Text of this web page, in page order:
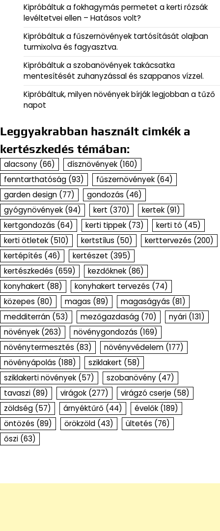
Kipróbáltuk a fokhagymás permetet a kerti rózsák
levéltetvei ellen – Hatásos volt?
Kipróbáltuk a fűszernövények tartósítását olajban
turmixolva és fagyasztva.
Kipróbáltuk a szobanövények takácsatka
mentesítését zuhanyzással és szappanos vízzel.
Kipróbáltuk, milyen növények bírják legjobban a tűző
napot
Leggyakrabban használt cimkék a
kertészkedés témában:
alacsony (66) dísznövények (160)
fenntarthatóság (93) fűszernövények (64)
garden design (77) gondozás (46)
gyógynövények (94) kert (370) kertek (91)
kertgondozás (64) kerti tippek (73) kerti tó (45)
kerti ötletek (510) kertstílus (50) kerttervezés (200)
kertépítés (46) kertészet (395)
kertészkedés (659) kezdőknek (86)
konyhakert (88) konyhakert tervezés (74)
közepes (80) magas (89) magaságyás (81)
medditerrán (53) mezőgazdaság (70) nyári (131)
növények (263) növénygondozás (169)
növénytermesztés (83) növényvédelem (177)
növényápolás (188) sziklakert (58)
sziklakerti növények (57) szobanövény (47)
tavaszi (89) virágok (277) virágzó cserje (58)
zöldség (57) árnyéktűrő (44) évelők (189)
öntözés (89) örökzöld (43) ültetés (76)
őszi (63)